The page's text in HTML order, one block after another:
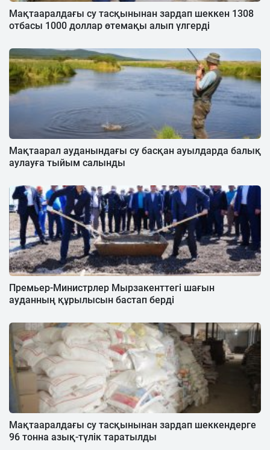
Мақтааралдағы су тасқынынан зардап шеккен 1308
отбасы 1000 доллар өтемақы алып үлгерді
Мақтаарал ауданындағы су басқан ауылдарда балық
аулауға тыйым салынды
Премьер-Министрлер Мырзакенттегі шағын
ауданның құрылысын бастап берді
Мақтааралдағы су тасқынынан зардап шеккендерге
96 тонна азық-түлік таратылды